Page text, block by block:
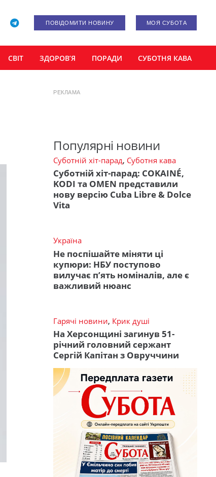
ПОВІДОМИТИ НОВИНУ МОЯ СУБОТА
СВІТ ЗДОРОВ’Я ПОРАДИ СУБОТНЯ КАВА
РЕКЛАМА
Популярні новини
Суботній хіт-парад, Суботня кава
Суботній хіт-парад: COKAINÉ,
KODI та OMEN представили
нову версію Cuba Libre & Dolce
Vita
Україна
Не поспішайте міняти ці
купюри: НБУ поступово
вилучає п’ять номіналів, але є
важливий нюанс
Гарячі новини, Крик душі
На Херсонщині загинув 51-
річний головний сержант
Сергій Капітан з Овруччини